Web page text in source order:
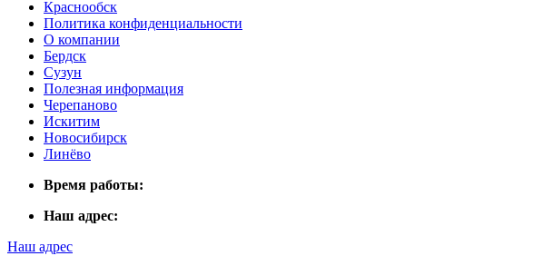
Краснообск
Политика конфиденциальности
О компании
Бердск
Сузун
Полезная информация
Черепаново
Искитим
Новосибирск
Линёво
Время работы:
Наш адрес:
Наш адрес